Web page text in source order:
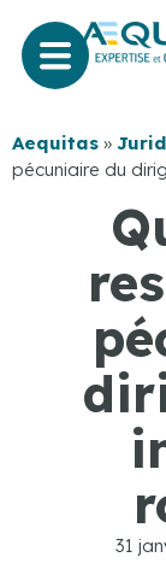
Aequitas »
pécuniaire du
31